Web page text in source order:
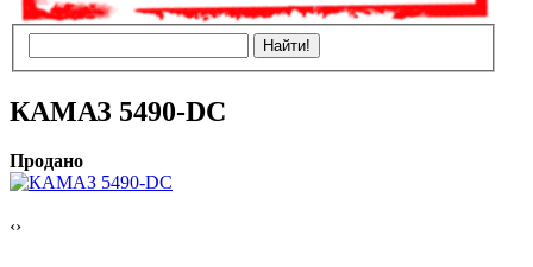
КАМАЗ 5490-DC
Продано
‹›